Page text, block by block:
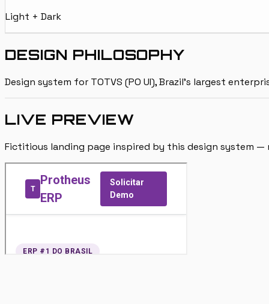
Light + Dark
DESIGN PHILOSOPHY
Design system for TOTVS (PO UI), Brazil's largest
LIVE PREVIEW
Fictitious landing page inspired by this design system